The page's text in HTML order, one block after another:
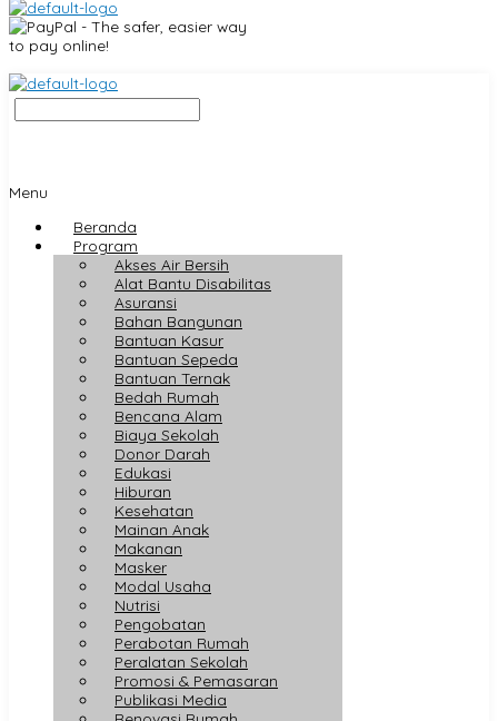
Menu
Beranda
Program
Akses Air Bersih
Alat Bantu Disabilitas
Asuransi
Bahan Bangunan
Bantuan Kasur
Bantuan Sepeda
Bantuan Ternak
Bedah Rumah
Bencana Alam
Biaya Sekolah
Donor Darah
Edukasi
Hiburan
Kesehatan
Mainan Anak
Makanan
Masker
Modal Usaha
Nutrisi
Pengobatan
Perabotan Rumah
Peralatan Sekolah
Promosi & Pemasaran
Publikasi Media